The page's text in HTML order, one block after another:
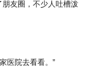
友圈，不少人吐槽泼
医院去看看。”